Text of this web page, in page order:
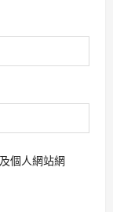
個人網站網